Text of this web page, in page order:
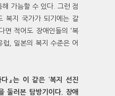
가늠할 수 있다. 그런 점
복지 국가가 되기에는 갈
면 적어도 장애인들의 ‘복
럽, 일본의 복지 수준은 어
』는 이 같은 ‘복지 선진
둘러본 탐방기이다. 장애